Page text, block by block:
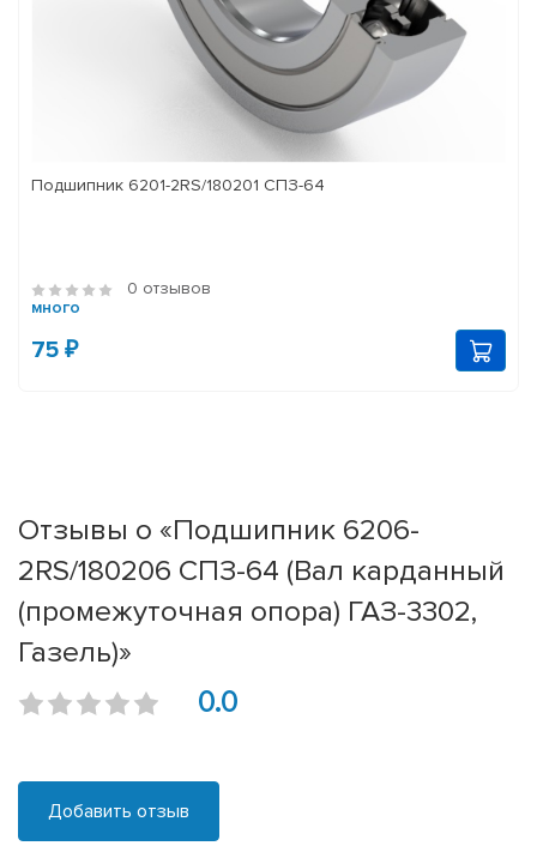
Подшипник 6201-2RS/180201 СПЗ-64
0 отзывов
много
75 ₽
Отзывы о «Подшипник 6206-
2RS/180206 СПЗ-64 (Вал карданный
(промежуточная опора) ГАЗ-3302,
Газель)»
0.0
Добавить отзыв